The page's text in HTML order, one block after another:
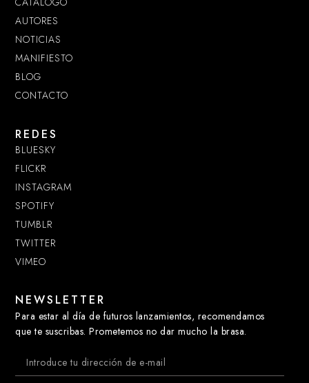
AUTORES
NOTICIAS
MANIFIESTO
BLOG
CONTACTO
REDES
BLUESKY
FLICKR
INSTAGRAM
SPOTIFY
TUMBLR
TWITTER
VIMEO
NEWSLETTER
Para estar al día de futuros lanzamientos, recomendamos
que te suscribas. Prometemos no dar mucho la brasa.